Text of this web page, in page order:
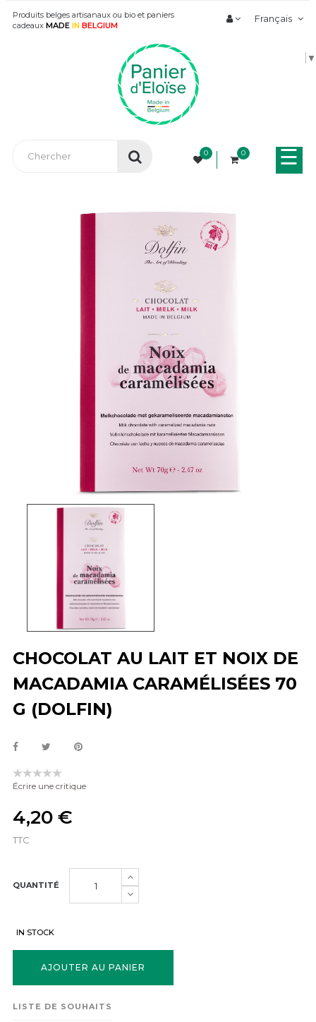
Produits belges artisanaux ou bio et paniers
cadeaux MADE IN BELGIUM
Français
▼
0 0
la
☰
CHOCOLAT AU LAIT ET NOIX DE
MACADAMIA CARAMÉLISÉES 70
G (DOLFIN)
Écrire une critique
4,20 €
TTC
QUANTITÉ
IN STOCK
AJOUTER AU PANIER
LISTE DE SOUHAITS